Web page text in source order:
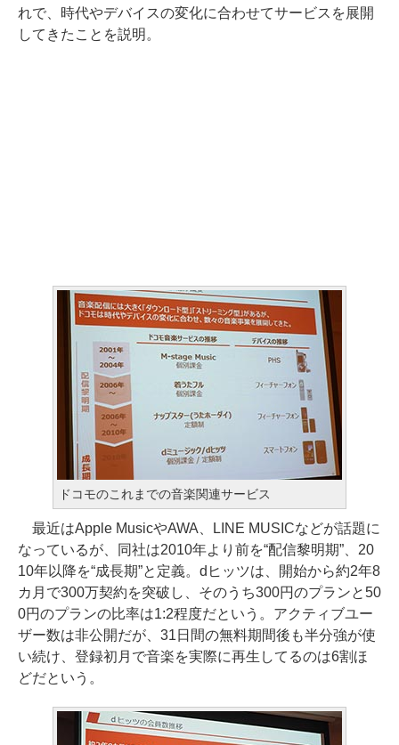
れで、時代やデバイスの変化に合わせてサービスを展開
してきたことを説明。
ドコモのこれまでの音楽関連サービス
最近はApple MusicやAWA、LINE MUSICなどが話題に
なっているが、同社は2010年より前を“配信黎明期”、20
10年以降を“成長期”と定義。dヒッツは、開始から約2年8
カ月で300万契約を突破し、そのうち300円のプランと50
0円のプランの比率は1:2程度だという。アクティブユー
ザー数は非公開だが、31日間の無料期間後も半分強が使
い続け、登録初月で音楽を実際に再生してるのは6割ほ
どだという。